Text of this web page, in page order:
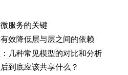
服务的关键
效降低层与层之间的依赖
几种常见模型的对比和分析
到底应该共享什么？